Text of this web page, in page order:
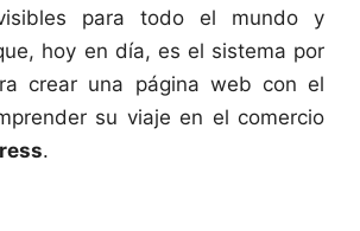
para todo el mundo y
hoy en día, es el sistema por
crear una página web con el
su viaje en el comercio
.